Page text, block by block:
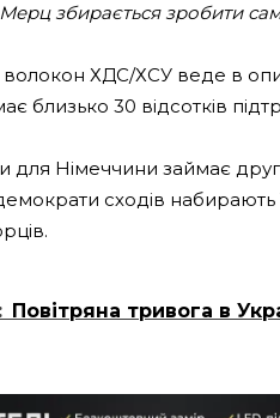
збирається зробити
волокон ХДС/ХСУ веде в
близько 30 відсотків
для Німеччини займає
сходів набирають
Повітряна тривога в